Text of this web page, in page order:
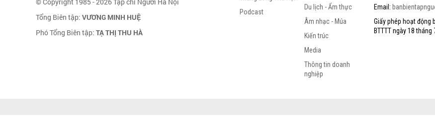
Tổng Biên tập: VƯƠNG MINH HUỆ
Phó Tổng Biên tập: TẠ THỊ THU HÀ
Podcast
Du lịch - Ẩm thực
Âm nhạc - Múa
Kiến trúc
Media
Thông tin doanh
nghiệp
Email:
Giấy phép hoạt động
BTTTT ngày 18 tháng